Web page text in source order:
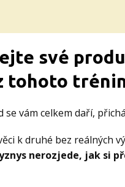
své
tohoto
vám celkem daří,
k druhé bez reálných
nerozjede, jak si